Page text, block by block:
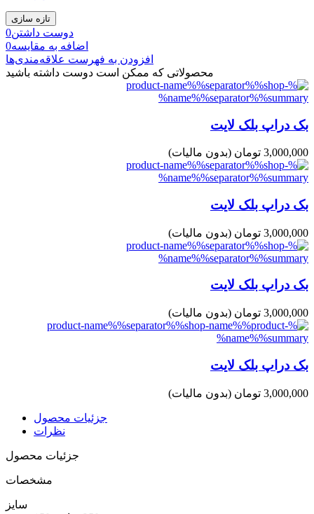
دوست داشتن0
اضافه به مقایسه0
افزودن به فهرست علاقه‌مندی‌ها
محصولاتی که ممکن است دوست داشته باشید
بک دراپ بلک لایت
3,000,000 تومان (بدون مالیات)
بک دراپ بلک لایت
3,000,000 تومان (بدون مالیات)
بک دراپ بلک لایت
3,000,000 تومان (بدون مالیات)
بک دراپ بلک لایت
3,000,000 تومان (بدون مالیات)
جزئیات محصول
نظرات
جزئیات محصول
مشخصات
سایز